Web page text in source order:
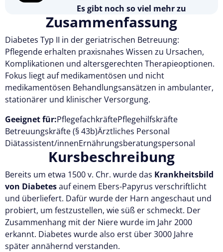
Es gibt noch so viel mehr zu
entdecken
Testen Sie Pflegecampus 14 Tage kostenlos.
Kostenlos testen
Zusammenfassung
Diabetes Typ II in der geriatrischen Betreuung:
Pflegende erhalten praxisnahes Wissen zu Ursachen,
Komplikationen und altersgerechten Therapieoptionen.
Fokus liegt auf medikamentösen und nicht
medikamentösen Behandlungsansätzen in ambulanter,
stationärer und klinischer Versorgung.
Geeignet für:PflegefachkräftePflegehilfskräfte
Betreuungskräfte (§ 43b)Ärztliches Personal
Diätassistent/innenErnährungsberatungspersonal
Kursbeschreibung
Bereits um etwa 1500 v. Chr. wurde das Krankheitsbild
von Diabetesauf einem Ebers-Papyrus verschriftlicht
und überliefert. Dafür wurde der Harn angeschaut und
probiert, um festzustellen, wie süß er schmeckt. Der
Zusammenhang mit der Niere wurde im Jahr 2000
erkannt. Diabetes wurde also erst über 3000 Jahre
später annähernd verstanden.